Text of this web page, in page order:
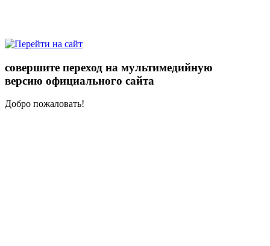
совершите переход на мультимедийную
версию официального сайта
Добро пожаловать!